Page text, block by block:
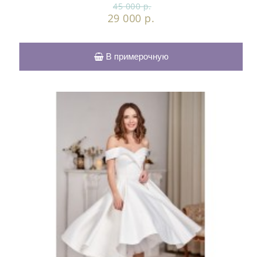
45 000 р.
29 000 р.
В примерочную